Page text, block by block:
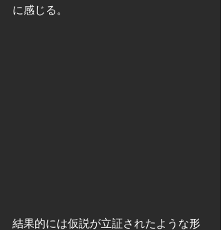
に感じる。
結果的には仮説が立証されたような形